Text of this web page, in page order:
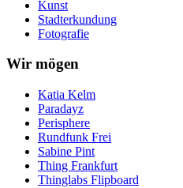
Kunst
Stadterkundung
Fotografie
Wir mögen
Katia Kelm
Paradayz
Perisphere
Rundfunk Frei
Sabine Pint
Thing Frankfurt
Thinglabs Flipboard